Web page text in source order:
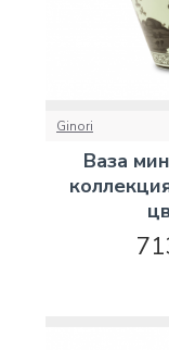
Ginori
Ваза